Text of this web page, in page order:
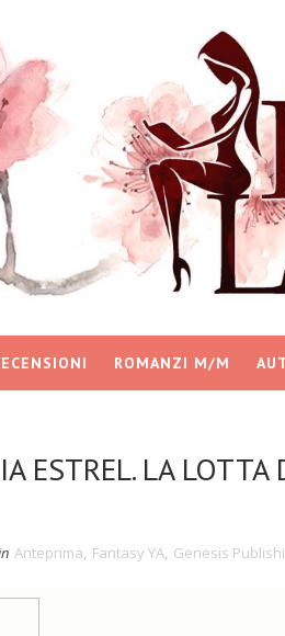
ROMANZI M/M
ESTREL. LA LOTTA
Anteprima, Fantasy YA, Genesis